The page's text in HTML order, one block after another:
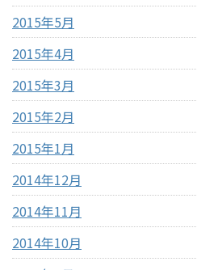
2015年5月
2015年4月
2015年3月
2015年2月
2015年1月
2014年12月
2014年11月
2014年10月